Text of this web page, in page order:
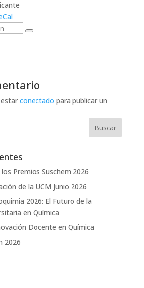
conectado para publicar un
Premios Suschem 2026
de la UCM Junio 2026
2026: El Futuro de la
en Química
Docente en Química
2026